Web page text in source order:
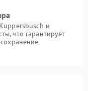
и
что гарантирует